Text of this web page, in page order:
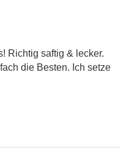
Richtig saftig & lecker.
die Besten. Ich setze